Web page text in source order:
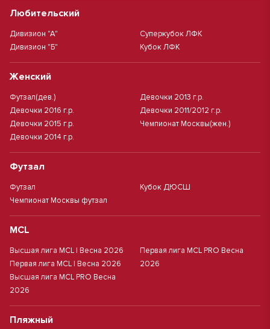
Любительский
Дивизион "А"
Дивизион "Б"
Суперкубок ЛФК
Кубок ЛФК
Женский
Футзал(дев.)
Девочки 2016 г.р.
Девочки 2015 г.р.
Девочки 2014 г.р.
Девочки 2013 г.р.
Девочки 2011/2012 г.р.
Чемпионат Москвы(жен.)
Футзал
Футзал
Чемпионат Москвы футзал
Кубок ДЮСШ
MCL
Высшая лига MCL | Весна 2026
Первая лига MCL | Весна 2026
Высшая лига MCL PRO Весна
2026
Первая лига MCL PRO Весна
2026
Пляжный